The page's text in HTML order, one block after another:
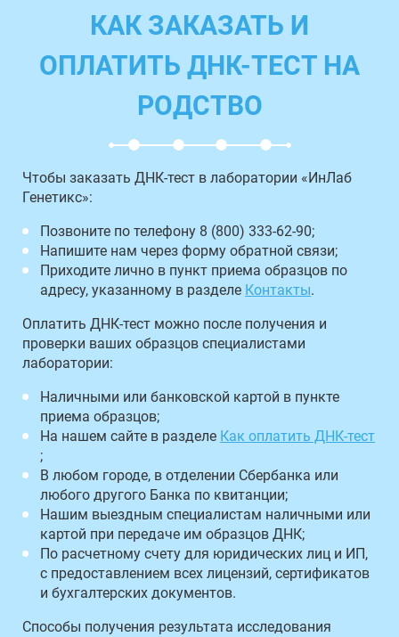
КАК ЗАКАЗАТЬ И
ОПЛАТИТЬ ДНК-ТЕСТ НА
РОДСТВО
Чтобы заказать ДНК-тест в лаборатории «ИнЛаб
Генетикс»:
Позвоните по телефону 8 (800) 333-62-90;
Напишите нам через форму обратной связи;
Приходите лично в пункт приема образцов по
адресу, указанному в разделе Контакты.
Оплатить ДНК-тест можно после получения и
проверки ваших образцов специалистами
лаборатории:
Наличными или банковской картой в пункте
приема образцов;
На нашем сайте в разделе Как оплатить ДНК-тест
;
В любом городе, в отделении Сбербанка или
любого другого Банка по квитанции;
Нашим выездным специалистам наличными или
картой при передаче им образцов ДНК;
По расчетному счету для юридических лиц и ИП,
с предоставлением всех лицензий, сертификатов
и бухгалтерских документов.
Способы получения результата исследования